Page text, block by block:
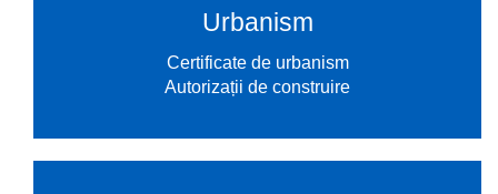
Urbanism
Certificate de urbanism
Autorizații de construire